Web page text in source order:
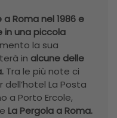
Roma nel 1986 e
in una piccola
la sua
in alcune delle
Tra le più note ci
La Posta
a Porto Ercole,
La Pergola a Roma.